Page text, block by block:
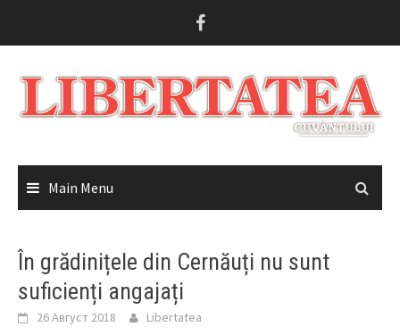
Main Menu
În grădinițele din Cernăuți nu sunt
suficienți angajați
26 Август 2018 Libertatea